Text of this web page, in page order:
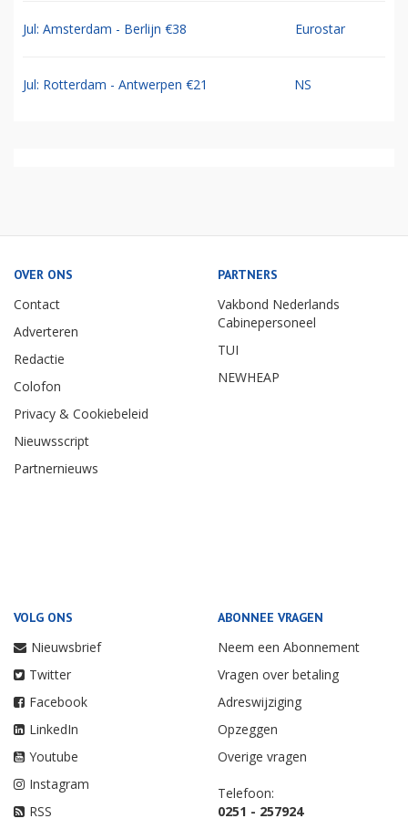
Jul: Amsterdam - Berlijn €38 Eurostar
Jul: Rotterdam - Antwerpen €21 NS
OVER ONS
Contact
Adverteren
Redactie
Colofon
Privacy & Cookiebeleid
Nieuwsscript
Partnernieuws
PARTNERS
Vakbond Nederlands
Cabinepersoneel
TUI
NEWHEAP
VOLG ONS
Nieuwsbrief
Twitter
Facebook
LinkedIn
Youtube
Instagram
RSS
ABONNEE VRAGEN
Neem een Abonnement
Vragen over betaling
Adreswijziging
Opzeggen
Overige vragen
Telefoon:
0251 - 257924